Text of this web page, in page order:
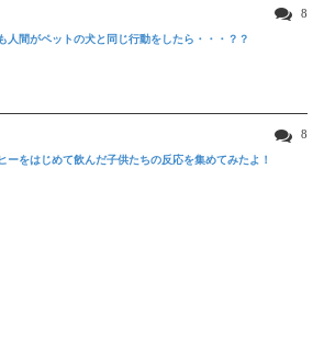
8
人間がペットの犬と同じ行動をしたら・・・？？
8
ーをはじめて飲んだ子供たちの反応を集めてみたよ！